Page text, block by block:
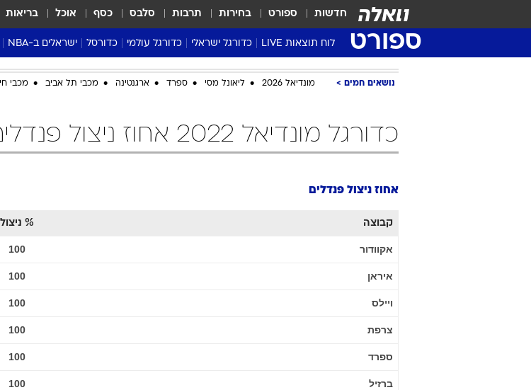
חדשות ספורט בחירות תרבות סלבס כסף אוכל בריאות
ספורט לוח תוצאות LIVE כדורגל ישראלי
ליגת העל Winner
גביע הטוטו
שגרירים
כדורגל עולמי
ליגה אנגלית
ליגה גרמנית
ליגה צרפתית
כדורסל
ליגת העל
ליגה לאומית
נבחרות ישראל בכדורסל
ישראלים ב-NBA
דני אבדיה
נושאים חמים מונדיאל 2026 ליאונל מסי ספרד ארגנטינה מכבי תל אביב מכבי
כדורגל מונדיאל 2022 אחוז ניצול פנדלים
אחוז ניצול פנדלים
קבוצה % ניצול
אקוודור 100
איראן 100
ויילס 100
צרפת 100
ספרד 100
ברזיל 100